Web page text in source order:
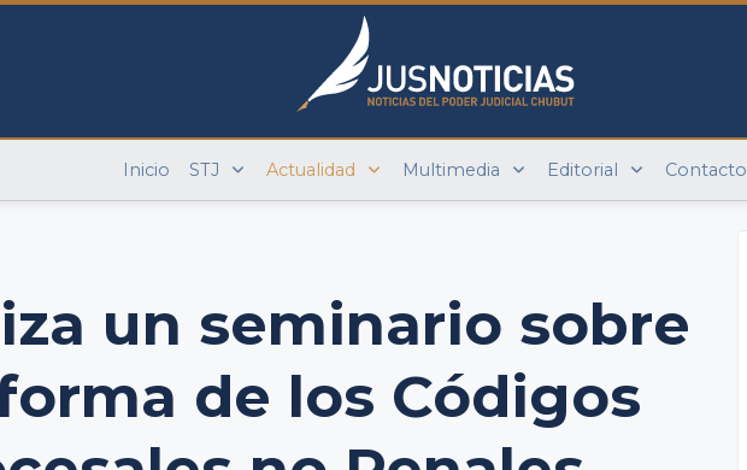
Inicio STJ Actualidad Multimedia Editorial Contacto
un seminario sobre
de los Códigos